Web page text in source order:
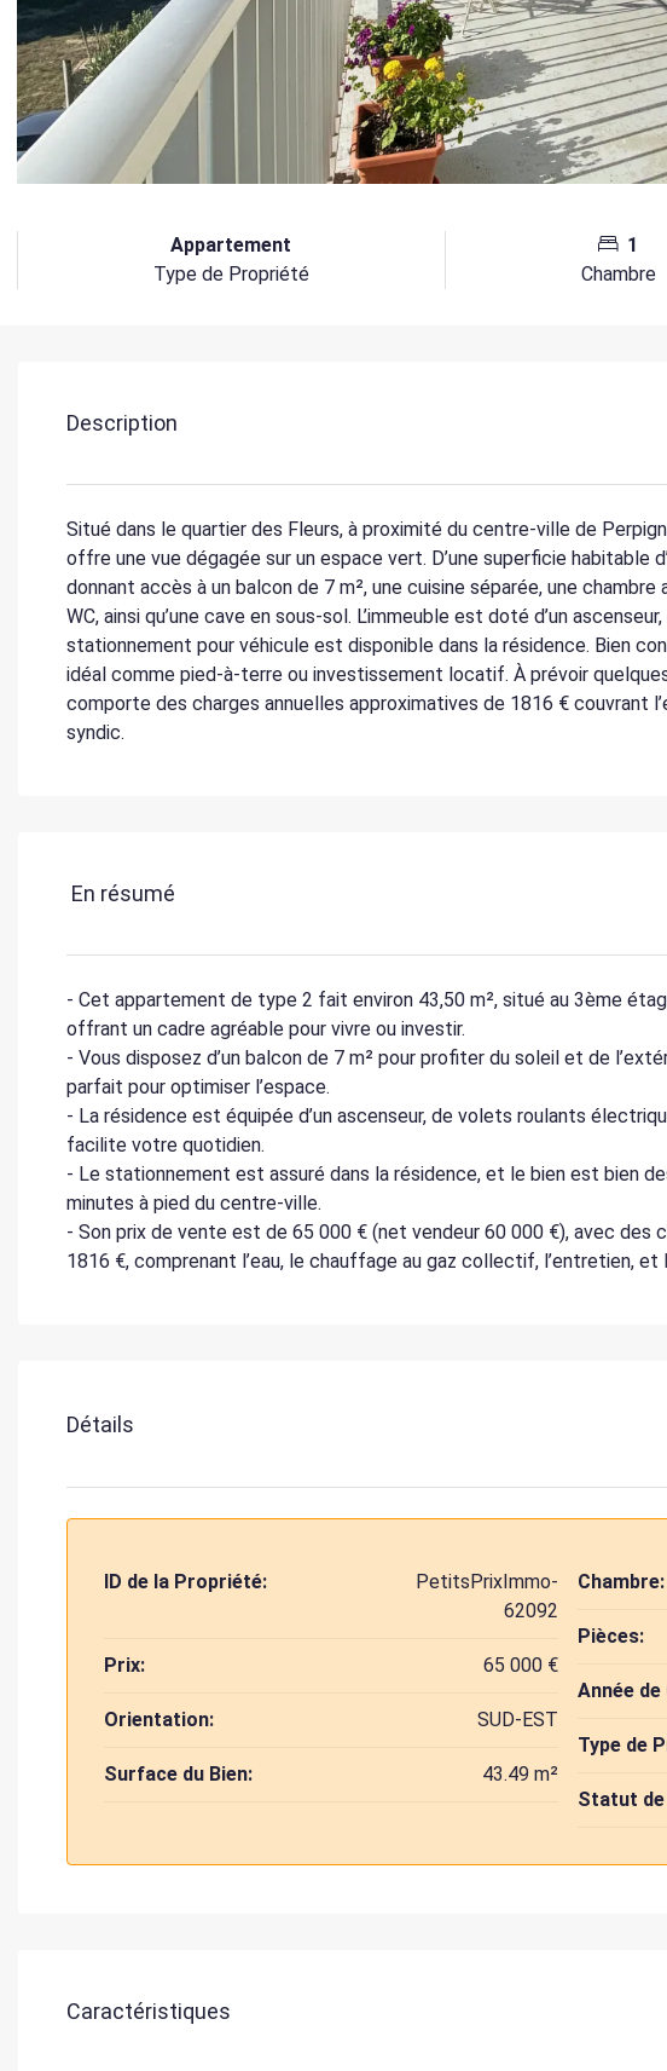
Appartement
Type de Propriété
1
Chambre
Description
Situé dans le quartier des Fleurs, à proximité du centre-ville de
offre une vue dégagée sur un espace vert. D’une superficie habitable
donnant accès à un balcon de 7 m², une cuisine séparée, une
WC, ainsi qu’une cave en sous-sol. L’immeuble est doté d’un
stationnement pour véhicule est disponible dans la résidence. Bien
idéal comme pied-à-terre ou investissement locatif. À prévoir
comporte des charges annuelles approximatives de 1816 € couvrant
syndic.
En résumé
- Cet appartement de type 2 fait environ 43,50 m², situé au 3ème
offrant un cadre agréable pour vivre ou investir.
- Vous disposez d’un balcon de 7 m² pour profiter du soleil et de
parfait pour optimiser l’espace.
- La résidence est équipée d’un ascenseur, de volets roulants
facilite votre quotidien.
- Le stationnement est assuré dans la résidence, et le bien est bien
minutes à pied du centre-ville.
- Son prix de vente est de 65 000 € (net vendeur 60 000 €), avec des
1816 €, comprenant l’eau, le chauffage au gaz collectif, l’entretien, et
Détails
ID de la Propriété:
PetitsPrixImmo-
62092
Prix: 65 000 €
Orientation: SUD-EST
Surface du Bien: 43.49 m²
Chambre:
Pièces:
Année
Type de
Statut
Caractéristiques